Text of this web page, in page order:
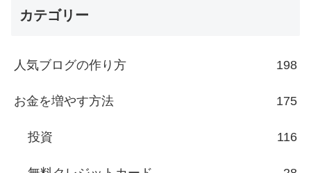
カテゴリー
人気ブログの作り方 198
お金を増やす方法 175
投資 116